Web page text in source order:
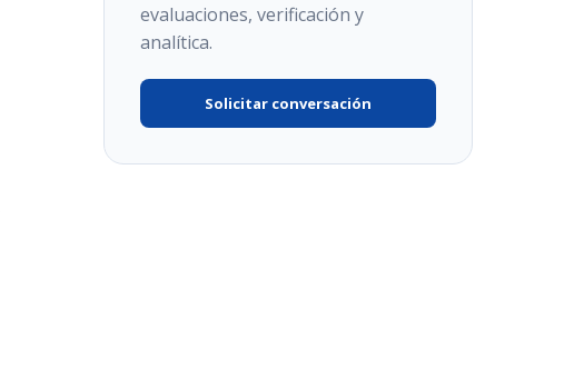
evaluaciones, verificación y
analítica.
Solicitar conversación